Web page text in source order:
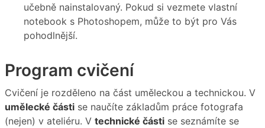
učebně nainstalovaný. Pokud si vezmete vlastní
notebook s Photoshopem, může to být pro Vás
pohodlnější.
Program cvičení
Cvičení je rozděleno na část uměleckou a technickou. V
umělecké části se naučíte základům práce fotografa
(nejen) v ateliéru. V technické části se seznámíte se